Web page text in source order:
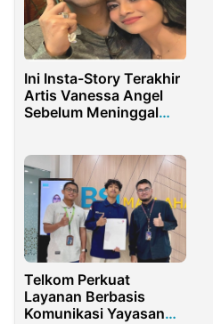
Ini Insta-Story Terakhir
Artis Vanessa Angel
Sebelum Meninggal
Telkom Perkuat
Layanan Berbasis
Komunikasi Yayasan